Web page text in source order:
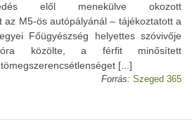
elől menekülve okozott
az M5-ös autópályánál – tájékoztatott a
Főügyészség helyettes szóvivője
közölte, a férfit minősített
[...]
Forrás: Szeged 365